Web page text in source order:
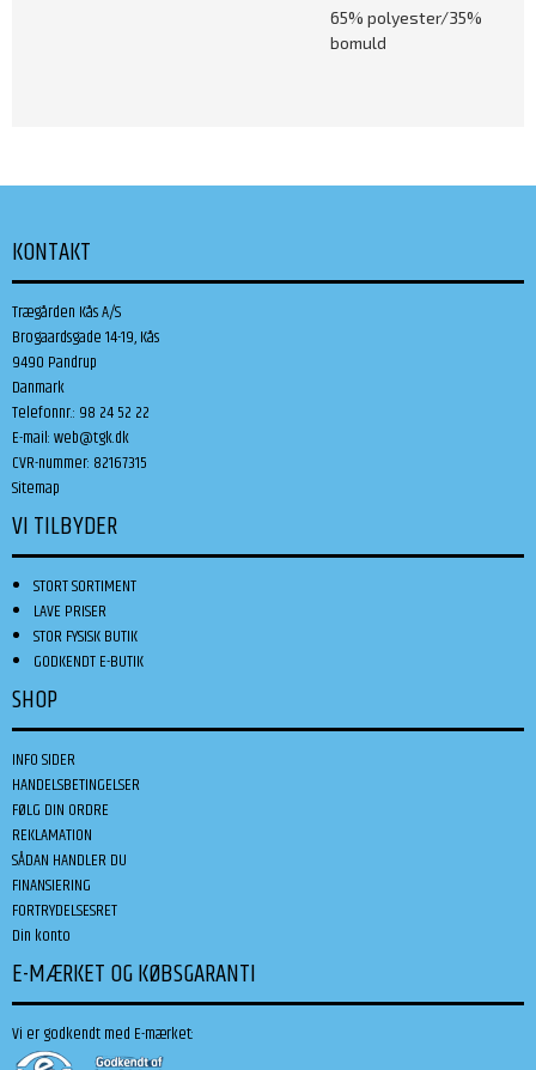
65% polyester/35%
bomuld
KONTAKT
Trægården Kås A/S
Brogaardsgade 14-19, Kås
9490 Pandrup
Danmark
Telefonnr.: 98 24 52 22
E-mail:web@tgk.dk
CVR-nummer: 82167315
Sitemap
VI TILBYDER
STORT SORTIMENT
LAVE PRISER
STOR FYSISK BUTIK
GODKENDT E-BUTIK
SHOP
INFO SIDER
HANDELSBETINGELSER
FØLG DIN ORDRE
REKLAMATION
SÅDAN HANDLER DU
FINANSIERING
FORTRYDELSESRET
Din konto
E-MÆRKET OG KØBSGARANTI
Vi er godkendt med E-mærket: